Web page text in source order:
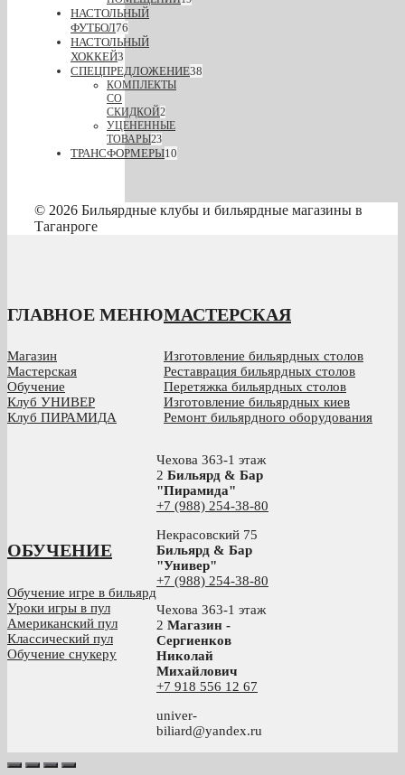
НАСТОЛЬНЫЙ
ФУТБОЛ76
НАСТОЛЬНЫЙ
ХОККЕЙ3
СПЕЦПРЕДЛОЖЕНИЕ38
КОМПЛЕКТЫ
СО
СКИДКОЙ2
УЦЕНЕННЫЕ
ТОВАРЫ23
ТРАНСФОРМЕРЫ10
© 2026 Бильярдные клубы и бильярдные магазины в
Таганроге
ГЛАВНОЕ МЕНЮ
Магазин
Мастерская
Обучение
Клуб УНИВЕР
Клуб ПИРАМИДА
МАСТЕРСКАЯ
Изготовление бильярдных столов
Реставрация бильярдных столов
Перетяжка бильярдных столов
Изготовление бильярдных киев
Ремонт бильярдного оборудования
ОБУЧЕНИЕ
Обучение игре в бильярд
Уроки игры в пул
Американский пул
Классический пул
Обучение снукеру
Чехова 363-1 этаж
2 Бильярд & Бар
"Пирамида"
+7 (988) 254-38-80
Некрасовский 75
Бильярд & Бар
"Универ"
+7 (988) 254-38-80
Чехова 363-1 этаж
2 Магазин -
Сергиенков
Николай
Михайлович
+7 918 556 12 67
univer-
biliard@yandex.ru